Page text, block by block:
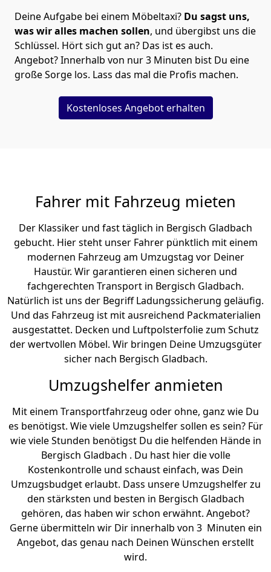
Deine Aufgabe bei einem Möbeltaxi? Du sagst uns,
was wir alles machen sollen, und übergibst uns die
Schlüssel. Hört sich gut an? Das ist es auch.
Angebot? Innerhalb von nur 3 Minuten bist Du eine
große Sorge los. Lass das mal die Profis machen.
Kostenloses Angebot erhalten
Fahrer mit Fahrzeug mieten
Der Klassiker und fast täglich in Bergisch Gladbach
gebucht. Hier steht unser Fahrer pünktlich mit einem
modernen Fahrzeug am Umzugstag vor Deiner
Haustür. Wir garantieren einen sicheren und
fachgerechten Transport in Bergisch Gladbach.
Natürlich ist uns der Begriff Ladungssicherung geläufig.
Und das Fahrzeug ist mit ausreichend Packmaterialien
ausgestattet. Decken und Luftpolsterfolie zum Schutz
der wertvollen Möbel. Wir bringen Deine Umzugsgüter
sicher nach Bergisch Gladbach.
Umzugshelfer anmieten
Mit einem Transportfahrzeug oder ohne, ganz wie Du
es benötigst. Wie viele Umzugshelfer sollen es sein? Für
wie viele Stunden benötigst Du die helfenden Hände in
Bergisch Gladbach . Du hast hier die volle
Kostenkontrolle und schaust einfach, was Dein
Umzugsbudget erlaubt. Dass unsere Umzugshelfer zu
den stärksten und besten in Bergisch Gladbach
gehören, das haben wir schon erwähnt. Angebot?
Gerne übermitteln wir Dir innerhalb von 3 Minuten ein
Angebot, das genau nach Deinen Wünschen erstellt
wird.